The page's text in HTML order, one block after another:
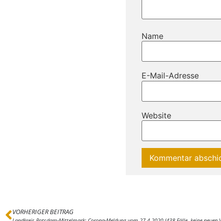
Name
E-Mail-Adresse
Website
VORHERIGER BEITRAG